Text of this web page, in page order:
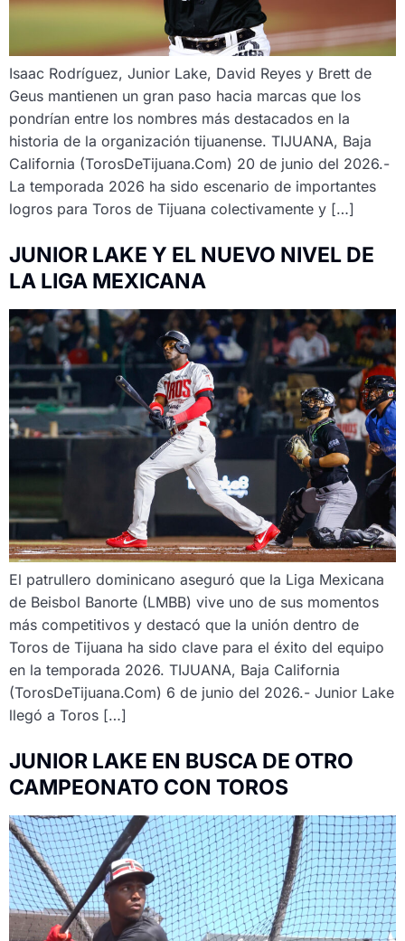
Isaac Rodríguez, Junior Lake, David Reyes y Brett de
Geus mantienen un gran paso hacia marcas que los
pondrían entre los nombres más destacados en la
historia de la organización tijuanense. TIJUANA, Baja
California (TorosDeTijuana.Com) 20 de junio del 2026.-
La temporada 2026 ha sido escenario de importantes
logros para Toros de Tijuana colectivamente y […]
JUNIOR LAKE Y EL NUEVO NIVEL DE
LA LIGA MEXICANA
El patrullero dominicano aseguró que la Liga Mexicana
de Beisbol Banorte (LMBB) vive uno de sus momentos
más competitivos y destacó que la unión dentro de
Toros de Tijuana ha sido clave para el éxito del equipo
en la temporada 2026. TIJUANA, Baja California
(TorosDeTijuana.Com) 6 de junio del 2026.- Junior Lake
llegó a Toros […]
JUNIOR LAKE EN BUSCA DE OTRO
CAMPEONATO CON TOROS